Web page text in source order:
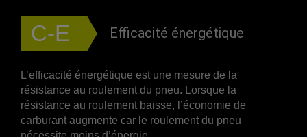
C-E Efficacité énergétique
L’efficacité énergétique est une mesure de la
résistance au roulement du pneu. Lorsque la
résistance au roulement baisse, l’économie de
carburant augmente car le roulement du pneu